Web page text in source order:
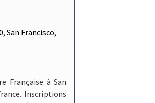
San Francisco,
Française à San
Inscriptions